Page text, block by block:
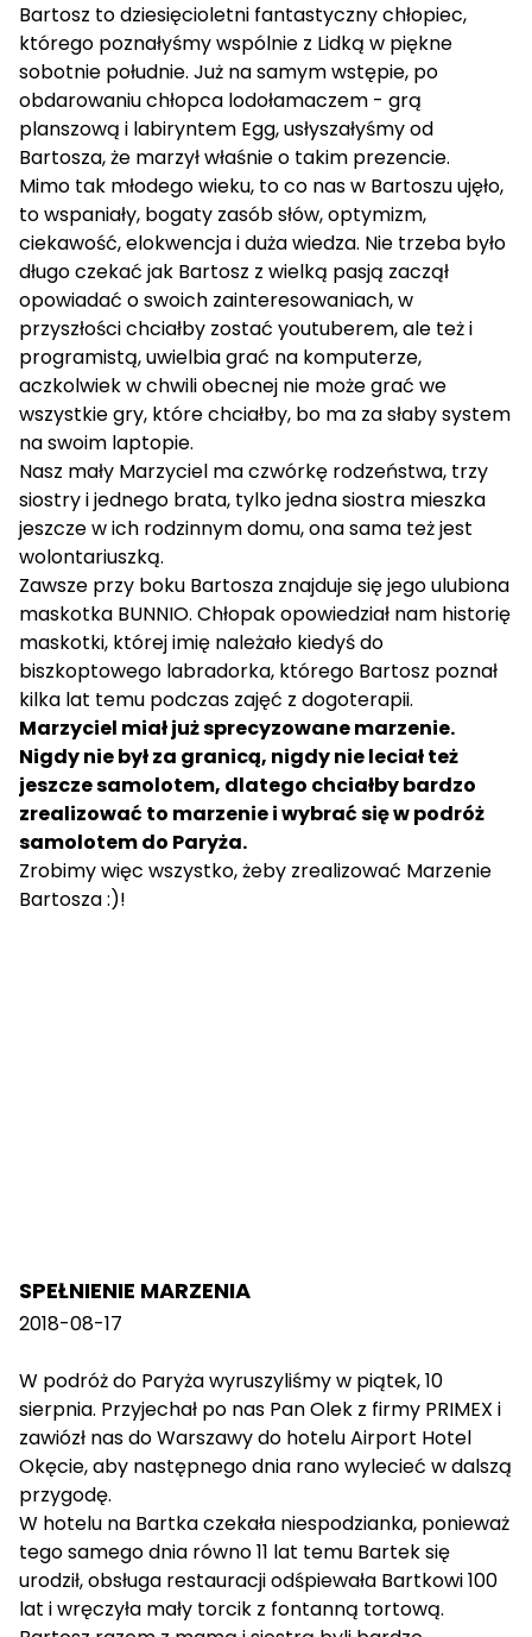
Bartosz to dziesięcioletni fantastyczny chłopiec,
którego poznałyśmy wspólnie z Lidką w piękne
sobotnie południe. Już na samym wstępie, po
obdarowaniu chłopca lodołamaczem - grą
planszową i labiryntem Egg, usłyszałyśmy od
Bartosza, że marzył właśnie o takim prezencie.
Mimo tak młodego wieku, to co nas w Bartoszu ujęło,
to wspaniały, bogaty zasób słów, optymizm,
ciekawość, elokwencja i duża wiedza. Nie trzeba było
długo czekać jak Bartosz z wielką pasją zaczął
opowiadać o swoich zainteresowaniach, w
przyszłości chciałby zostać youtuberem, ale też i
programistą, uwielbia grać na komputerze,
aczkolwiek w chwili obecnej nie może grać we
wszystkie gry, które chciałby, bo ma za słaby system
na swoim laptopie.
Nasz mały Marzyciel ma czwórkę rodzeństwa, trzy
siostry i jednego brata, tylko jedna siostra mieszka
jeszcze w ich rodzinnym domu, ona sama też jest
wolontariuszką.
Zawsze przy boku Bartosza znajduje się jego ulubiona
maskotka BUNNIO. Chłopak opowiedział nam historię
maskotki, której imię należało kiedyś do
biszkoptowego labradorka, którego Bartosz poznał
kilka lat temu podczas zajęć z dogoterapii.
Marzyciel miał już sprecyzowane marzenie.
Nigdy nie był za granicą, nigdy nie leciał też
jeszcze samolotem, dlatego chciałby bardzo
zrealizować to marzenie i wybrać się w podróż
samolotem do Paryża.
Zrobimy więc wszystko, żeby zrealizować Marzenie
Bartosza :)!
SPEŁNIENIE MARZENIA
2018-08-17
W podróż do Paryża wyruszyliśmy w piątek, 10
sierpnia. Przyjechał po nas Pan Olek z firmy PRIMEX i
zawiózł nas do Warszawy do hotelu Airport Hotel
Okęcie, aby następnego dnia rano wylecieć w dalszą
przygodę.
W hotelu na Bartka czekała niespodzianka, ponieważ
tego samego dnia równo 11 lat temu Bartek się
urodził, obsługa restauracji odśpiewała Bartkowi 100
lat i wręczyła mały torcik z fontanną tortową.